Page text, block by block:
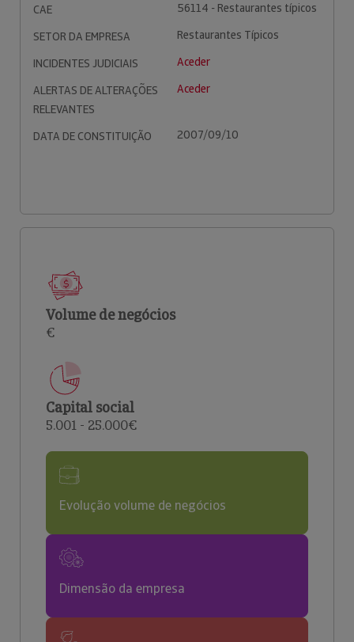
CAE
56114 - Restaurantes típicos
SETOR DA EMPRESA
Restaurantes Típicos
INCIDENTES JUDICIAIS
Aceder
ALERTAS DE ALTERAÇÕES
RELEVANTES
Aceder
DATA DE CONSTITUIÇÃO 2007/09/10
Volume de negócios
€
Capital social
5.001 - 25.000€
Evolução volume de negócios
Dimensão da empresa